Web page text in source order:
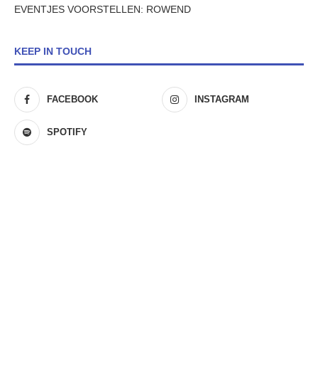
EVENTJES VOORSTELLEN: ROWEND
KEEP IN TOUCH
FACEBOOK INSTAGRAM
SPOTIFY